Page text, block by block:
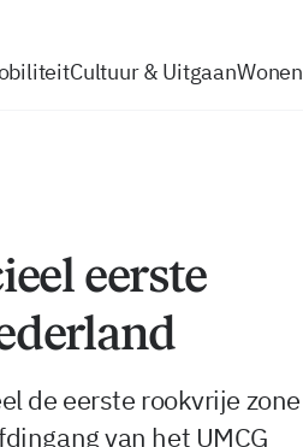
Cultuur & UitgaanWonen
eerste
de eerste rookvrije zone
van het UMCG